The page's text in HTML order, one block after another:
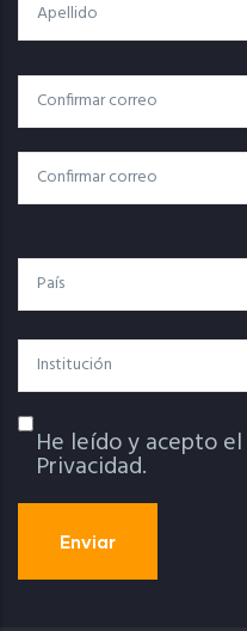
Apellido
Correo
Electrónico
Correo Electrónico
Confirmar Correo
País
Institución
Política De Privacidad
He leído y acepto
Privacidad.